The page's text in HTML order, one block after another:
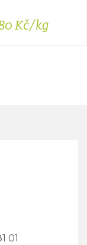
Kč/kg
01